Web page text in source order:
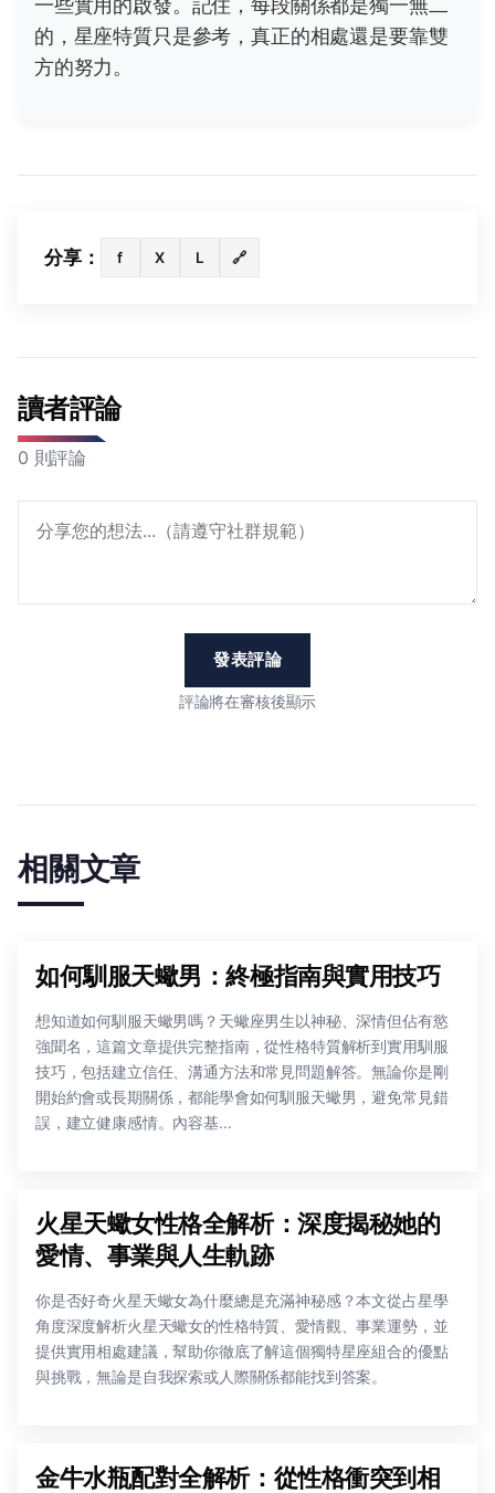
一些實用的啟發。記住，每段關係都是獨一無二
的，星座特質只是參考，真正的相處還是要靠雙
方的努力。
分享： f X L 🔗
讀者評論
0 則評論
發表評論
評論將在審核後顯示
相關文章
如何馴服天蠍男：終極指南與實用技巧
想知道如何馴服天蠍男嗎？天蠍座男生以神秘、深情但佔有慾
強聞名，這篇文章提供完整指南，從性格特質解析到實用馴服
技巧，包括建立信任、溝通方法和常見問題解答。無論你是剛
開始約會或長期關係，都能學會如何馴服天蠍男，避免常見錯
誤，建立健康感情。內容基...
火星天蠍女性格全解析：深度揭秘她的
愛情、事業與人生軌跡
你是否好奇火星天蠍女為什麼總是充滿神秘感？本文從占星學
角度深度解析火星天蠍女的性格特質、愛情觀、事業運勢，並
提供實用相處建議，幫助你徹底了解這個獨特星座組合的優點
與挑戰，無論是自我探索或人際關係都能找到答案。
金牛水瓶配對全解析：從性格衝突到相